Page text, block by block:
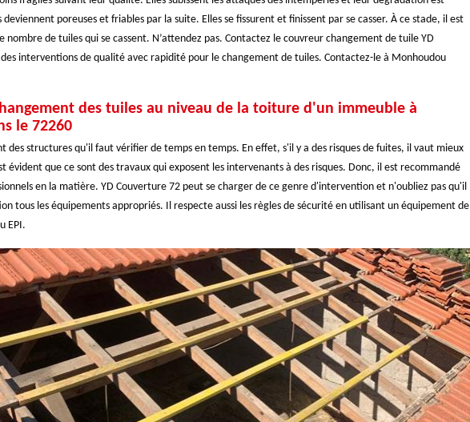
deviennent poreuses et friables par la suite. Elles se fissurent et finissent par se casser. À ce stade, il est
nombre de tuiles qui se cassent. N’attendez pas. Contactez le couvreur changement de tuile YD
interventions de qualité avec rapidité pour le changement de tuiles. Contactez-le à Monhoudou
des tuiles au niveau de la toiture d'un immeuble à
le 72260
des structures qu'il faut vérifier de temps en temps. En effet, s'il y a des risques de fuites, il vaut mieux
évident que ce sont des travaux qui exposent les intervenants à des risques. Donc, il est recommandé
en la matière. YD Couverture 72 peut se charger de ce genre d'intervention et n'oubliez pas qu'il
tous les équipements appropriés. Il respecte aussi les règles de sécurité en utilisant un équipement de
EPI.